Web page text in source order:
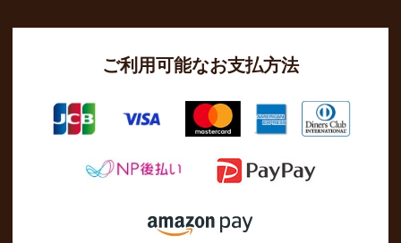
ご利用可能なお支払方法